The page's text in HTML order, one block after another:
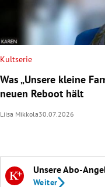
Kultserie
Was „Unsere kleine
neuen Reboot hält
Liisa Mikkola30.07.2026
Unsere Abo-
Weiter